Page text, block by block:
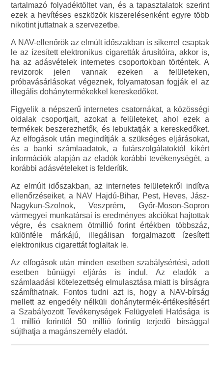
tartalmazó folyadéktöltet van, és a tapasztalatok szerint
ezek a hevítéses eszközök kiszerelésenként egyre több
nikotint juttatnak a szervezetbe.
A NAV-ellenőrök az elmúlt időszakban is sikerrel csaptak
le az ízesített elektronikus cigaretták árusítóira, akkor is,
ha az adásvételek internetes csoportokban történtek. A
revizorok jelen vannak ezeken a felületeken,
próbavásárlásokat végeznek, folyamatosan fogják el az
illegális dohánytermékekkel kereskedőket.
Figyelik a népszerű internetes csatornákat, a közösségi
oldalak csoportjait, azokat a felületeket, ahol ezek a
termékek beszerezhetők, és lebuktatják a kereskedőket.
Az elfogások után megindítják a szükséges eljárásokat,
és a banki számlaadatok, a futárszolgálatoktól kikért
információk alapján az eladók korábbi tevékenységét, a
korábbi adásvételeket is felderítik.
Az elmúlt időszakban, az internetes felületekről indítva
ellenőrzéseiket, a NAV Hajdú-Bihar, Pest, Heves, Jász-
Nagykun-Szolnok, Veszprém, Győr-Moson-Sopron
vármegyei munkatársai is eredményes akciókat hajtottak
végre, és csaknem ötmillió forint értékben többszáz,
különféle márkájú, illegálisan forgalmazott ízesített
elektronikus cigarettát foglaltak le.
Az elfogások után minden esetben szabálysértési, adott
esetben bűnügyi eljárás is indul. Az eladók a
számlaadási kötelezettség elmulasztása miatt is bírságra
számíthatnak. Fontos tudni azt is, hogy a NAV-bírság
mellett az engedély nélküli dohánytermék-értékesítésért
a Szabályozott Tevékenységek Felügyeleti Hatósága is
1 millió forinttól 50 millió forintig terjedő bírsággal
sújthatja a magánszemély eladót.